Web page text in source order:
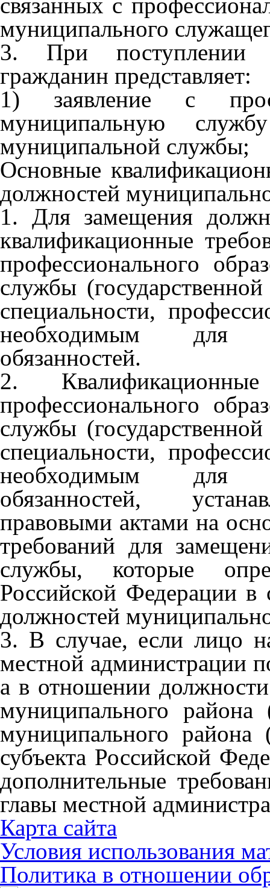
муниципального
3. При поступлении
гражданин представляет:
1) заявление с
муниципальную
муниципальной службы;
Основные
должностей
1. Для замещения
квалификационные
профессионального
службы
специальности,
необходимым для
обязанностей.
2.
профессионального
службы
специальности,
необходимым для
обязанностей,
правовыми актами на
требований для
службы, которые
Российской Федерации в
должностей
3. В случае, если лицо
местной администрации
а в отношении
муниципального района
муниципального района
субъекта Российской
дополнительные
главы местной
Карта сайта
Условия использования
Политика в отношении